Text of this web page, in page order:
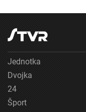
Jednotka
Dvojka
24
Šport